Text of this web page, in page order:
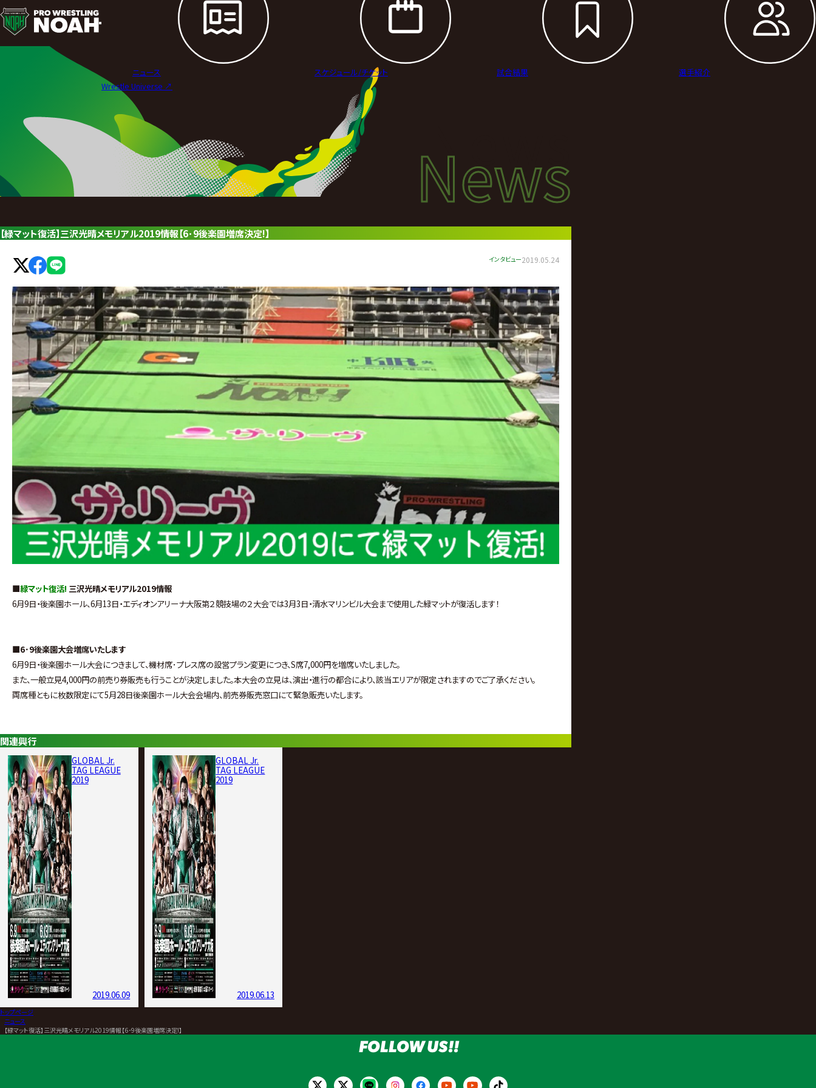
ニ
ュ
レ
ス
リ
グ・
ノ
ア
公
式
サ
イ
ニュース スケジュール/チケット 試合結果
選手紹介
Wrestle Universe ↗︎
Newsニュース
News
【緑マット復活】三沢光晴メモリアル2019情報【6･9後楽園増席決定!】
インタビュー2019.05.24
■緑マット復活! 三沢光晴メモリアル2019情報
6月9日・後楽園ホール、6月13日・エディオンアリーナ大阪第２競技場の２大会では3月3日・清水マリンビル大会まで使用した緑マットが復活します！
■6･9後楽園大会増席いたします
6月9日・後楽園ホール大会につきまして、機材席･プレス席の設営プラン変更につき、S席7,000円を増席いたしました。
また、一般立見4,000円の前売り券販売も行うことが決定しました。本大会の立見は、演出・進行の都合により、該当エリアが限定されますのでご了承ください。
両席種ともに枚数限定にて5月28日後楽園ホール大会会場内、前売券販売窓口にて緊急販売いたします。
関連興行
GLOBAL Jr.
TAG LEAGUE
2019
2019.06.09
GLOBAL Jr.
TAG LEAGUE
2019
2019.06.13
トップページ
ニュース
【緑マット復活】三沢光晴メモリアル2019情報【6･9後楽園増席決定!】
FOLLOW US!!